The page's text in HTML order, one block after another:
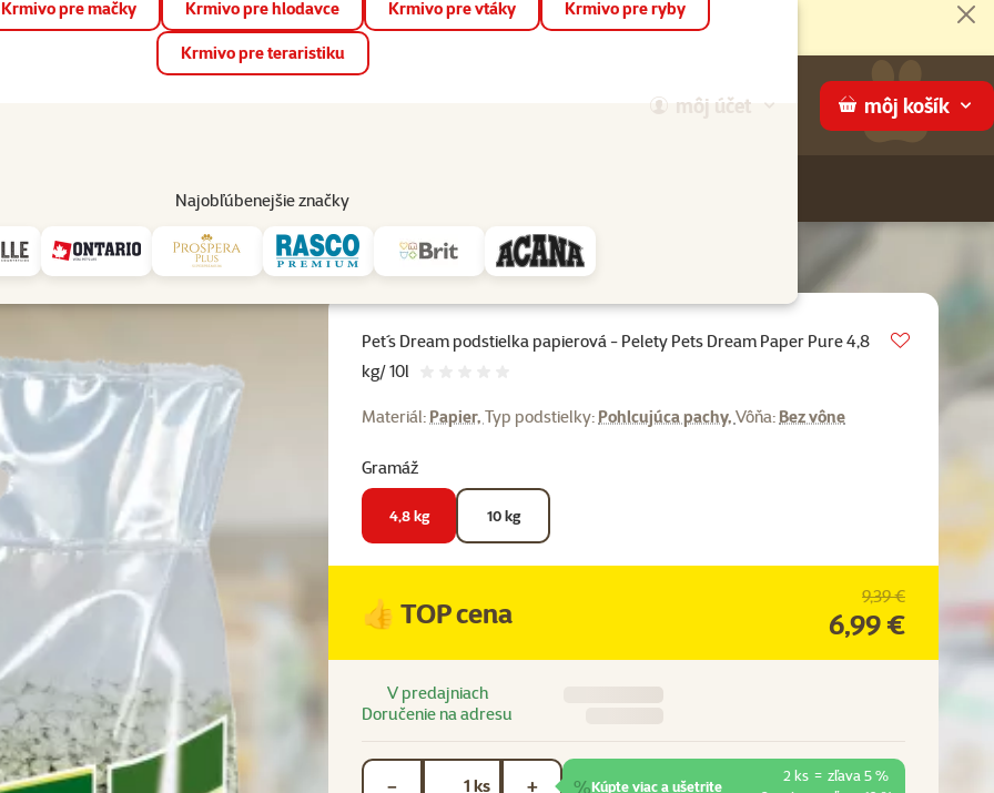
📱 Stiahnite si novú aplikáciu Super zoo.Viac informácií
môj účet môj košík
Krmivo pre mačky Krmivo pre hlodavce Krmivo pre vtáky Krmivo pre ryby
Krmivo pre teraristiku
Najobľúbenejšie značky
Predajne Služby
- Pelety Pets Dream Paper Pure 4,8 kg/ 10l
Pet´s Dream podstielka papierová - Pelety Pets Dream Paper Pure 4,8
kg/ 10l
Materiál: Papier, Typ podstielky: Pohlcujúca pachy, Vôňa: Bez vône
Gramáž
4,8 kg 10 kg
👍 TOP cena 9,39 €
6,99 €
V predajniach
Doručenie na adresu
ks
− + %Kúpte viac a ušetrite
2 ks = zľava 5 %